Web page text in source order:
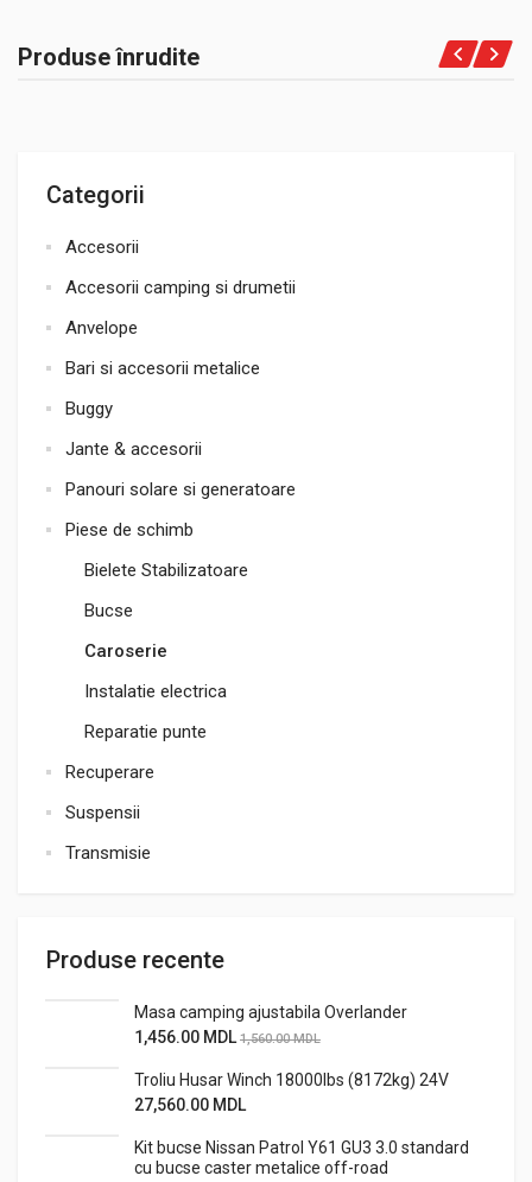
Categorii
Accesorii
Accesorii camping si drumetii
Anvelope
Bari si accesorii metalice
Buggy
Jante & accesorii
Panouri solare si generatoare
Piese de schimb
Bielete Stabilizatoare
Bucse
Caroserie
Instalatie electrica
Reparatie punte
Recuperare
Suspensii
Transmisie
Produse recente
Masa camping ajustabila Overlander
1,456.00 MDL 1,560.00MDL
Troliu Husar Winch 18000lbs (8172kg) 24V
27,560.00 MDL
Kit bucse Nissan Patrol Y61 GU3 3.0 standard
cu bucse caster metalice off-road
Produse înrudite